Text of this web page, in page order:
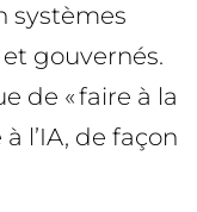
systèmes
et gouvernés.
de « faire à la
à l’IA, de façon